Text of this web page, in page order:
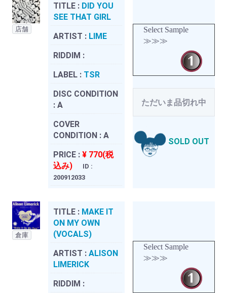
店舗
TITLE : DID YOU
SEE THAT GIRL
ARTIST : LIME
RIDDIM :
LABEL : TSR
DISC CONDITION
: A
COVER
CONDITION : A
PRICE : ¥ 770(税
込み)
ID :
200912033
Select Sample
≫≫≫
ただいま品切れ中
SOLD OUT
倉庫
TITLE : MAKE IT
ON MY OWN
(VOCALS)
ARTIST : ALISON
LIMERICK
RIDDIM :
Select Sample
≫≫≫